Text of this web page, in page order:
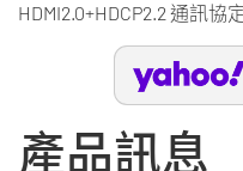
HDMI2.0+HDCP2.2 通訊協
產品訊息